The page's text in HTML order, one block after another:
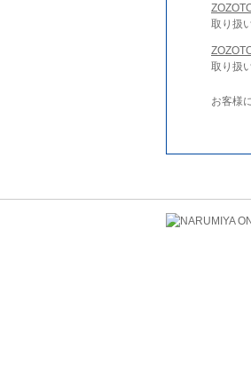
取り扱
取り扱
お客様